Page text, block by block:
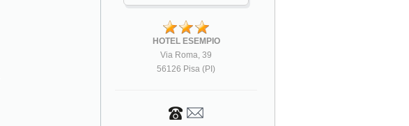
HOTEL ESEMPIO
Via Roma, 39
56126 Pisa (PI)